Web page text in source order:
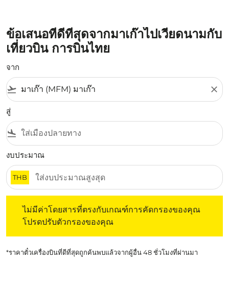
ข้อเสนอที่ดีที่สุดจากมาเก๊าไปเวียดนามกับ
เที่ยวบิน การบินไทย
จาก
flight_takeoff close
สู่
flight_land
งบประมาณ
THB
ไม่มีค่าโดยสารที่ตรงกับเกณฑ์การคัดกรองของคุณ
โปรดปรับตัวกรองของคุณ
*ราคาตั๋วเครื่องบินที่ดีที่สุดถูกค้นพบแล้วจากผู้อื่น 48 ชั่วโมงที่ผ่านมา